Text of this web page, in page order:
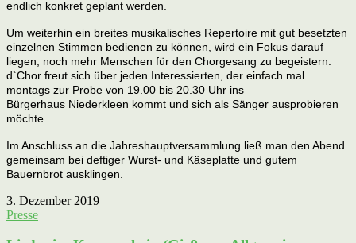
endlich konkret geplant werden.
Um weiterhin ein breites musikalisches Repertoire mit gut besetzten
einzelnen Stimmen bedienen zu können, wird ein Fokus darauf
liegen, noch mehr Menschen für den Chorgesang zu begeistern.
d`Chor freut sich über jeden Interessierten, der einfach mal
montags zur Probe von 19.00 bis 20.30 Uhr ins
Bürgerhaus Niederkleen kommt und sich als Sänger ausprobieren
möchte.
Im Anschluss an die Jahreshauptversammlung ließ man den Abend
gemeinsam bei deftiger Wurst- und Käseplatte und gutem
Bauernbrot ausklingen.
3. Dezember 2019
Presse